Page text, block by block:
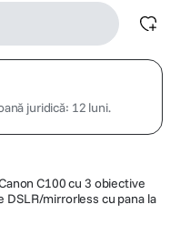
juridică: 12 luni.
C100 cu 3 obiective
DSLR/mirrorless cu pana la